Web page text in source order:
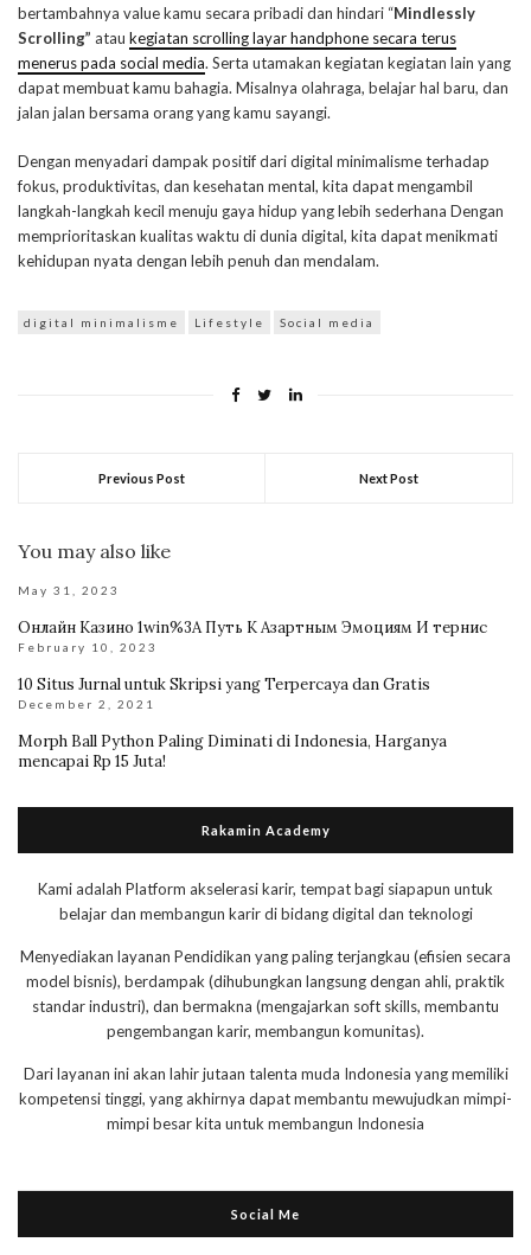
bertambahnya value kamu secara pribadi dan hindari “Mindlessly
Scrolling” atau kegiatan scrolling layar handphone secara terus
menerus pada social media. Serta utamakan kegiatan kegiatan lain yang
dapat membuat kamu bahagia. Misalnya olahraga, belajar hal baru, dan
jalan jalan bersama orang yang kamu sayangi.
Dengan menyadari dampak positif dari digital minimalisme terhadap
fokus, produktivitas, dan kesehatan mental, kita dapat mengambil
langkah-langkah kecil menuju gaya hidup yang lebih sederhana Dengan
memprioritaskan kualitas waktu di dunia digital, kita dapat menikmati
kehidupan nyata dengan lebih penuh dan mendalam.
digital minimalisme Lifestyle Social media
Previous Post Next Post
You may also like
May 31, 2023
Онлайн Казино 1win%3A Путь К Азартным Эмоциям И тернис
February 10, 2023
10 Situs Jurnal untuk Skripsi yang Terpercaya dan Gratis
December 2, 2021
Morph Ball Python Paling Diminati di Indonesia, Harganya
mencapai Rp 15 Juta!
Rakamin Academy
Kami adalah Platform akselerasi karir, tempat bagi siapapun untuk
belajar dan membangun karir di bidang digital dan teknologi
Menyediakan layanan Pendidikan yang paling terjangkau (efisien secara
model bisnis), berdampak (dihubungkan langsung dengan ahli, praktik
standar industri), dan bermakna (mengajarkan soft skills, membantu
pengembangan karir, membangun komunitas).
Dari layanan ini akan lahir jutaan talenta muda Indonesia yang memiliki
kompetensi tinggi, yang akhirnya dapat membantu mewujudkan mimpi-
mimpi besar kita untuk membangun Indonesia
Social Me